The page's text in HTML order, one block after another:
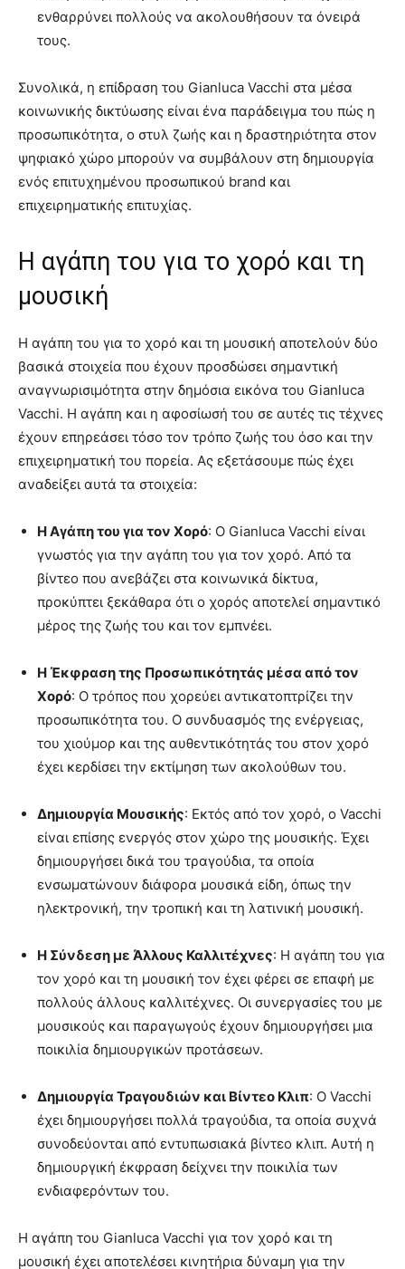
ενθαρρύνει πολλούς να ακολουθήσουν τα όνειρά
τους.
Συνολικά, η επίδραση του Gianluca Vacchi στα μέσα
κοινωνικής δικτύωσης είναι ένα παράδειγμα του πώς η
προσωπικότητα, ο στυλ ζωής και η δραστηριότητα στον
ψηφιακό χώρο μπορούν να συμβάλουν στη δημιουργία
ενός επιτυχημένου προσωπικού brand και
επιχειρηματικής επιτυχίας.
Η αγάπη του για το χορό και τη
μουσική
Η αγάπη του για το χορό και τη μουσική αποτελούν δύο
βασικά στοιχεία που έχουν προσδώσει σημαντική
αναγνωρισιμότητα στην δημόσια εικόνα του Gianluca
Vacchi. Η αγάπη και η αφοσίωσή του σε αυτές τις τέχνες
έχουν επηρεάσει τόσο τον τρόπο ζωής του όσο και την
επιχειρηματική του πορεία. Ας εξετάσουμε πώς έχει
αναδείξει αυτά τα στοιχεία:
Η Αγάπη του για τον Χορό: Ο Gianluca Vacchi είναι
γνωστός για την αγάπη του για τον χορό. Από τα
βίντεο που ανεβάζει στα κοινωνικά δίκτυα,
προκύπτει ξεκάθαρα ότι ο χορός αποτελεί σημαντικό
μέρος της ζωής του και τον εμπνέει.
Η Έκφραση της Προσωπικότητάς μέσα από τον
Χορό: Ο τρόπος που χορεύει αντικατοπτρίζει την
προσωπικότητα του. Ο συνδυασμός της ενέργειας,
του χιούμορ και της αυθεντικότητάς του στον χορό
έχει κερδίσει την εκτίμηση των ακολούθων του.
Δημιουργία Μουσικής: Εκτός από τον χορό, ο Vacchi
είναι επίσης ενεργός στον χώρο της μουσικής. Έχει
δημιουργήσει δικά του τραγούδια, τα οποία
ενσωματώνουν διάφορα μουσικά είδη, όπως την
ηλεκτρονική, την τροπική και τη λατινική μουσική.
Η Σύνδεση με Άλλους Καλλιτέχνες: Η αγάπη του για
τον χορό και τη μουσική τον έχει φέρει σε επαφή με
πολλούς άλλους καλλιτέχνες. Οι συνεργασίες του με
μουσικούς και παραγωγούς έχουν δημιουργήσει μια
ποικιλία δημιουργικών προτάσεων.
Δημιουργία Τραγουδιών και Βίντεο Κλιπ: Ο Vacchi
έχει δημιουργήσει πολλά τραγούδια, τα οποία συχνά
συνοδεύονται από εντυπωσιακά βίντεο κλιπ. Αυτή η
δημιουργική έκφραση δείχνει την ποικιλία των
ενδιαφερόντων του.
Η αγάπη του Gianluca Vacchi για τον χορό και τη
μουσική έχει αποτελέσει κινητήρια δύναμη για την